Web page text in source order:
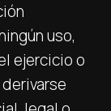
uso,
ejercicio o